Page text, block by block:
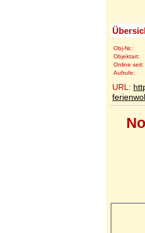
Obj-Nr.:
Objektart:
Online seit:
Aufrufe:
URL: